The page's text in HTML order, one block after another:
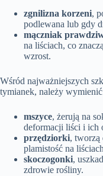
zgnilizna korzeni,
podlewana lub gdy
mączniak
na liściach, co
wzrost.
Wśród najważniejszych
tymianek, należy
mszyce, żerują na
deformacji liści i ich
przędziorki, tworzą
plamistość na
skoczogonki,
zdrowie rośliny.